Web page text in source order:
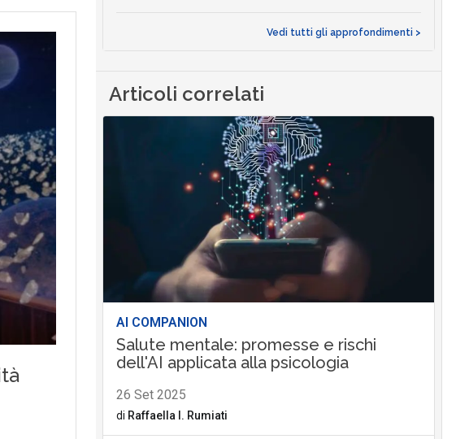
Vedi tutti gli approfondimenti >
Articoli correlati
AI COMPANION
Salute mentale: promesse e rischi
dell'AI applicata alla psicologia
26 Set 2025
di Raffaella I. Rumiati